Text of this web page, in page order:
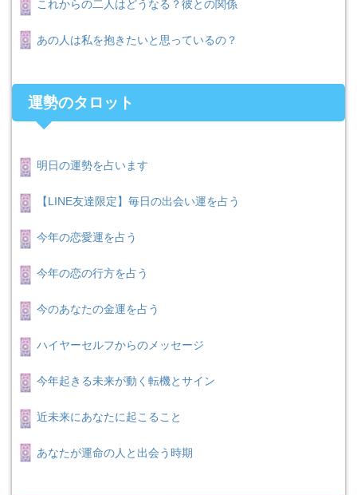
これからの二人はどうなる？彼との関係
あの人は私を抱きたいと思っているの？
運勢のタロット
明日の運勢を占います
【LINE友達限定】毎日の出会い運を占う
今年の恋愛運を占う
今年の恋の行方を占う
今のあなたの金運を占う
ハイヤーセルフからのメッセージ
今年起きる未来が動く転機とサイン
近未来にあなたに起こること
あなたが運命の人と出会う時期